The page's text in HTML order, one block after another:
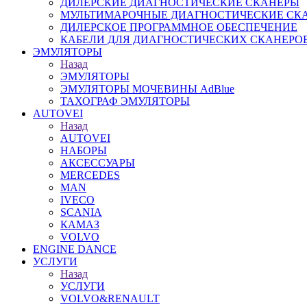
ДИЛЕРСКИЕ ДИАГНОСТИЧЕСКИЕ СКАНЕРЫ
МУЛЬТИМАРОЧНЫЕ ДИАГНОСТИЧЕСКИЕ
ДИЛЕРСКОЕ ПРОГРАММНОЕ ОБЕСПЕЧЕНИЕ
КАБЕЛИ ДЛЯ ДИАГНОСТИЧЕСКИХ
ЭМУЛЯТОРЫ
Назад
ЭМУЛЯТОРЫ
ЭМУЛЯТОРЫ МОЧЕВИНЫ АdBlue
ТАХОГРАФ ЭМУЛЯТОРЫ
AUTOVEI
Назад
AUTOVEI
НАБОРЫ
АКСЕССУАРЫ
MERCEDES
MAN
IVECO
SCANIA
КАМАЗ
VOLVO
ENGINE DANCE
УСЛУГИ
Назад
УСЛУГИ
VOLVO&RENAULT